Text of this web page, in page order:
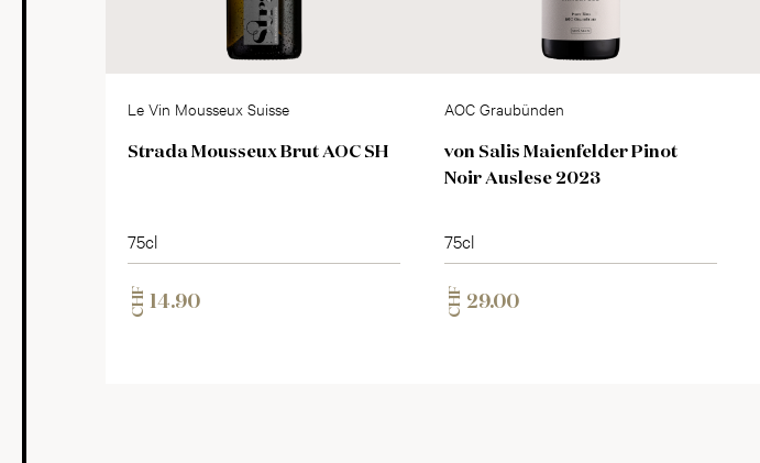
Le Vin Mousseux Suisse
Strada Mousseux Brut AOC SH
75cl
CHF 14.90
AOC Graubünden
von Salis Maienfelder Pinot
Noir Auslese 2023
75cl
CHF 29.00